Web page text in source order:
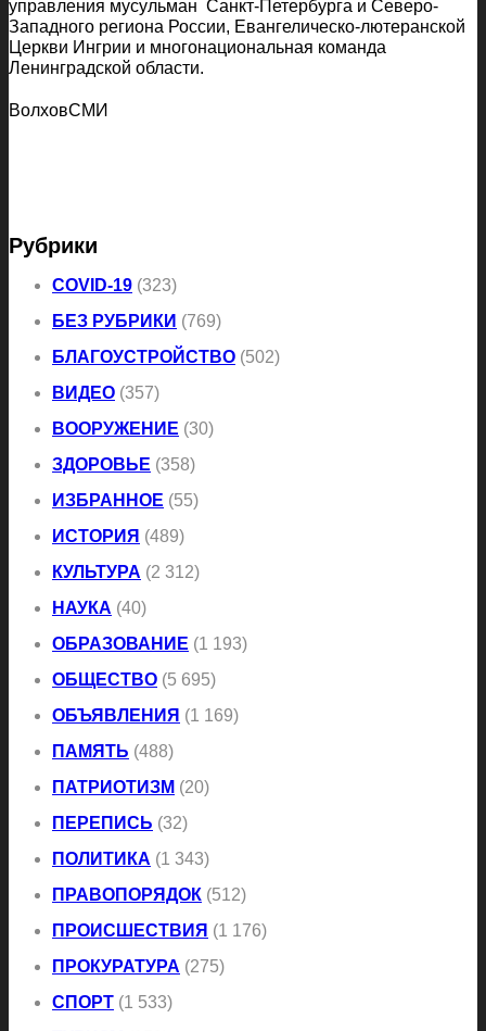
управления мусульман Санкт-Петербурга и Северо-
Западного региона России, Евангелическо-лютеранской
Церкви Ингрии и многонациональная команда
Ленинградской области.
ВолховСМИ
Рубрики
COVID-19 (323)
БЕЗ РУБРИКИ (769)
БЛАГОУСТРОЙСТВО (502)
ВИДЕО (357)
ВООРУЖЕНИЕ (30)
ЗДОРОВЬЕ (358)
ИЗБРАННОЕ (55)
ИСТОРИЯ (489)
КУЛЬТУРА (2 312)
НАУКА (40)
ОБРАЗОВАНИЕ (1 193)
ОБЩЕСТВО (5 695)
ОБЪЯВЛЕНИЯ (1 169)
ПАМЯТЬ (488)
ПАТРИОТИЗМ (20)
ПЕРЕПИСЬ (32)
ПОЛИТИКА (1 343)
ПРАВОПОРЯДОК (512)
ПРОИСШЕСТВИЯ (1 176)
ПРОКУРАТУРА (275)
СПОРТ (1 533)